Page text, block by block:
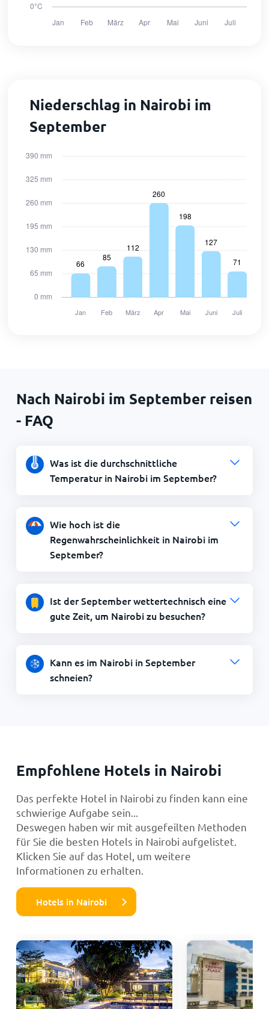
Niederschlag in Nairobi im
September
Nach Nairobi im September reisen
- FAQ
Was ist die durchschnittliche
Temperatur in Nairobi im September?
Wie hoch ist die
Regenwahrscheinlichkeit in Nairobi im
September?
Ist der September wettertechnisch eine
gute Zeit, um Nairobi zu besuchen?
Kann es im Nairobi in September
schneien?
Empfohlene Hotels in Nairobi
Das perfekte Hotel in Nairobi zu finden kann eine
schwierige Aufgabe sein...
Deswegen haben wir mit ausgefeilten Methoden
für Sie die besten Hotels in Nairobi aufgelistet.
Klicken Sie auf das Hotel, um weitere
Informationen zu erhalten.
Hotels in Nairobi